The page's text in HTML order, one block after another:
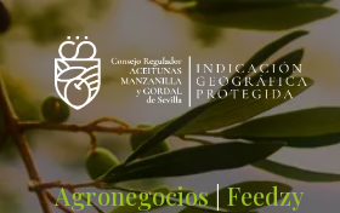
Agronegocios|Feedzy